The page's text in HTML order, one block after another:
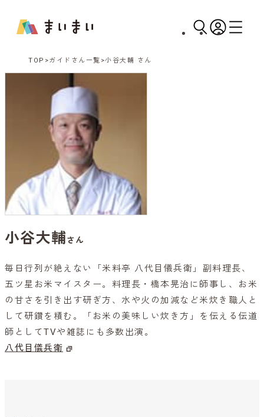
TOP ガイドさん一覧 小谷大輔 さん
小谷大輔さん
毎日行列が絶えない「米料亭 八代目儀兵衛」副料理長、
五ツ星お米マイスター。料理長・橋本晃治に師事し、お米
の甘さを引き出す研ぎ方、水や火の加減など米炊き職人と
して研鑽を積む。「お米の美味しい炊き方」を伝える伝道
師としてTVや雑誌にも多数出演。
八代目儀兵衛